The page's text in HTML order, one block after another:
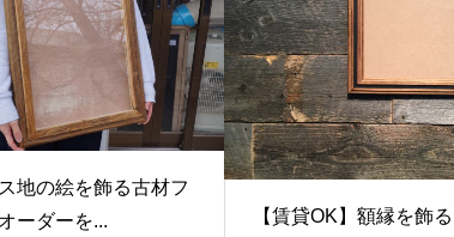
地の絵を飾る古材フ
ーダーを...
【賃貸OK】額縁を飾